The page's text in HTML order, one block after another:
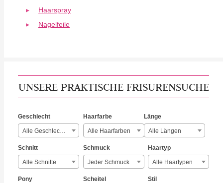
Haarspray
Nagelfeile
UNSERE PRAKTISCHE FRISURENSUCHE
Geschlecht Haarfarbe
Alle Haarfarben
Länge
Alle Längen
Schnitt
Alle Schnitte
Schmuck
Jeder Schmuck
Haartyp
Alle Haartypen
Pony Scheitel Stil